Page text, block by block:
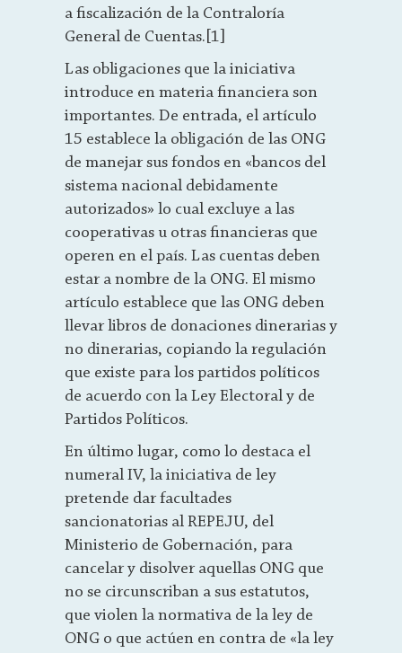
a fiscalización de la Contraloría
General de Cuentas.[1]
Las obligaciones que la iniciativa
introduce en materia financiera son
importantes. De entrada, el artículo
15 establece la obligación de las ONG
de manejar sus fondos en «bancos del
sistema nacional debidamente
autorizados» lo cual excluye a las
cooperativas u otras financieras que
operen en el país. Las cuentas deben
estar a nombre de la ONG. El mismo
artículo establece que las ONG deben
llevar libros de donaciones dinerarias y
no dinerarias, copiando la regulación
que existe para los partidos políticos
de acuerdo con la Ley Electoral y de
Partidos Políticos.
En último lugar, como lo destaca el
numeral IV, la iniciativa de ley
pretende dar facultades
sancionatorias al REPEJU, del
Ministerio de Gobernación, para
cancelar y disolver aquellas ONG que
no se circunscriban a sus estatutos,
que violen la normativa de la ley de
ONG o que actúen en contra de «la ley